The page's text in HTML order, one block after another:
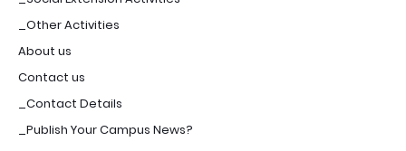
_Other Activities
About us
Contact us
_Contact Details
_Publish Your Campus News?